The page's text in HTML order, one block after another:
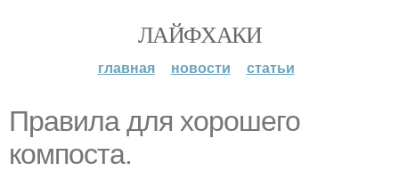
ЛАЙФХАКИ
главная новости статьи
Правила для хорошего
компоста.